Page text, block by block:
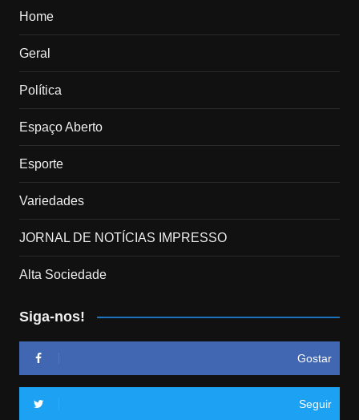
Home
Geral
Política
Espaço Aberto
Esporte
Variedades
JORNAL DE NOTÍCIAS IMPRESSO
Alta Sociedade
Siga-nos!
Gostar
Seguir